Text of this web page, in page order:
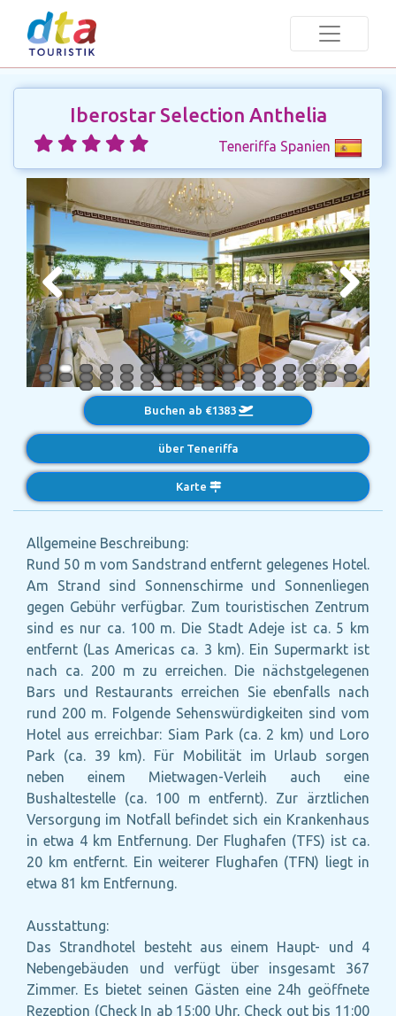
Iberostar Selection Anthelia
Teneriffa Spanien
Previous Next
Buchen ab €1383
über Teneriffa
Karte
Allgemeine Beschreibung:
Rund 50 m vom Sandstrand entfernt gelegenes Hotel.
Am Strand sind Sonnenschirme und Sonnenliegen
gegen Gebühr verfügbar. Zum touristischen Zentrum
sind es nur ca. 100 m. Die Stadt Adeje ist ca. 5 km
entfernt (Las Americas ca. 3 km). Ein Supermarkt ist
nach ca. 200 m zu erreichen. Die nächstgelegenen
Bars und Restaurants erreichen Sie ebenfalls nach
rund 200 m. Folgende Sehenswürdigkeiten sind vom
Hotel aus erreichbar: Siam Park (ca. 2 km) und Loro
Park (ca. 39 km). Für Mobilität im Urlaub sorgen
neben einem Mietwagen-Verleih auch eine
Bushaltestelle (ca. 100 m entfernt). Zur ärztlichen
Versorgung im Notfall befindet sich ein Krankenhaus
in etwa 4 km Entfernung. Der Flughafen (TFS) ist ca.
20 km entfernt. Ein weiterer Flughafen (TFN) liegt in
etwa 81 km Entfernung.
Ausstattung:
Das Strandhotel besteht aus einem Haupt- und 4
Nebengebäuden und verfügt über insgesamt 367
Zimmer. Es bietet seinen Gästen eine 24h geöffnete
Rezeption (Check In ab 15:00 Uhr, Check out bis 11:00